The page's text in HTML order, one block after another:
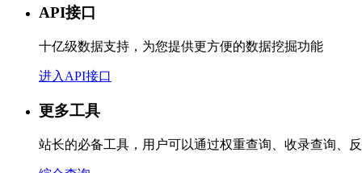
API接口
十亿级数据支持，为您提供更方便的数据挖掘功能
进入API接口
更多工具
站长的必备工具，用户可以通过权重查询、收录查询、